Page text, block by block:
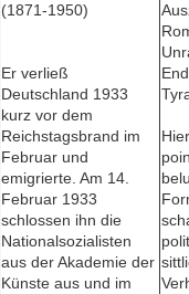
(1871-1950)
Er verließ
Deutschland 1933
kurz vor dem
Reichstagsbrand im
Februar und
emigrierte. Am 14.
Februar 1933
schlossen ihn die
Nationalsozialisten
aus der Akademie der
Künste aus und im